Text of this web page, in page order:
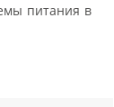
питания в